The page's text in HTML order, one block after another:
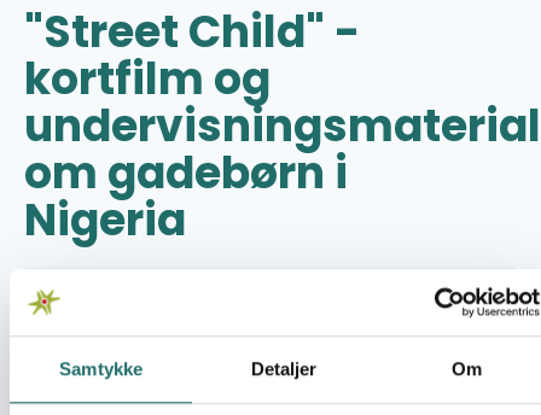
Samtykke Detaljer Om
"Street Child" -
kortfilm og
om gadebørn i
Nigeria
Project period: 23.03.2012 - 31.12.2012
Granted amount: 21,809,- DKK